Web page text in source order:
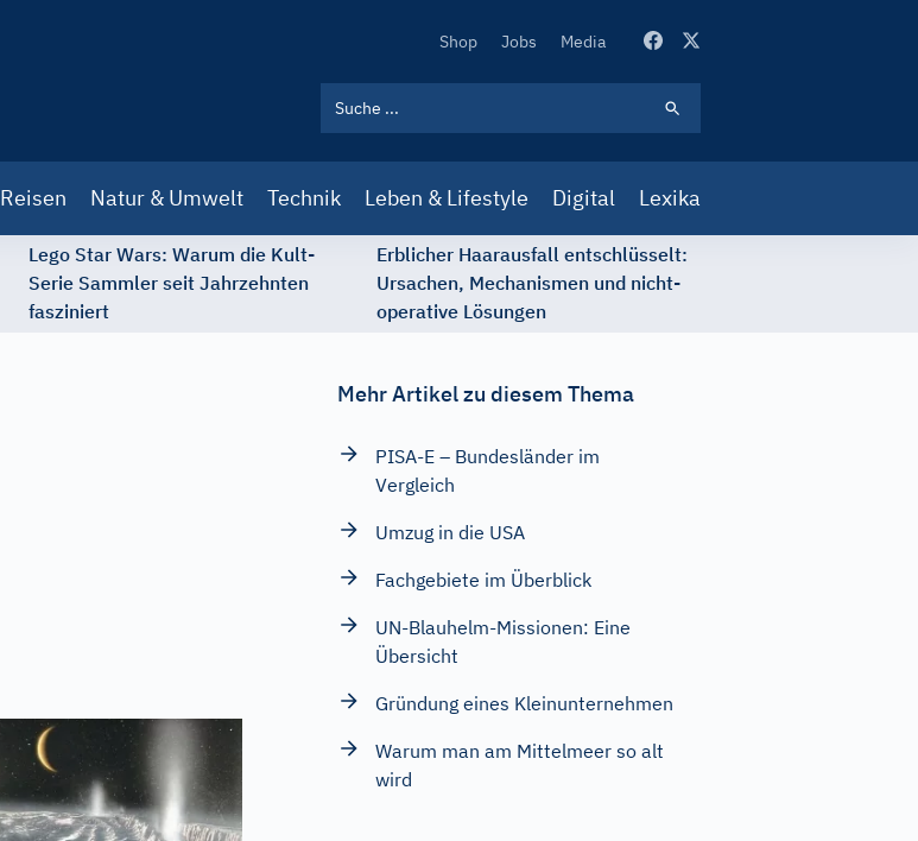
Secondary
Shop Jobs Media
Reisen Natur & Umwelt Technik Leben & Lifestyle Digital Lexika
Lego Star Wars: Warum die Kult-
Serie Sammler seit Jahrzehnten
fasziniert
Erblicher Haarausfall entschlüsselt:
Ursachen, Mechanismen und nicht-
operative Lösungen
Mehr Artikel zu diesem Thema
PISA-E – Bundesländer im
Vergleich
Umzug in die USA
Fachgebiete im Überblick
UN-Blauhelm-Missionen: Eine
Übersicht
Gründung eines Kleinunternehmen
Warum man am Mittelmeer so alt
wird